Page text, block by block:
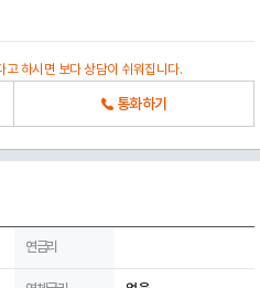
고 하시면 보다 상담이 쉬워집니다.
통화하기
연금리